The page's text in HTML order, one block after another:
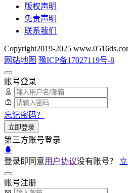
版权声明
免责声明
联系我们
Copyright2019-2025
网站地图 豫ICP备17027119号-8
账号登录
忘记密码？
立即登录
第三方账号登录
登录即同意用户协议没有账号？
账号注册